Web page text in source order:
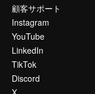
顧客サポート
Instagram
YouTube
LinkedIn
TikTok
Discord